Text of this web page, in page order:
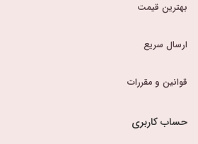
بهترین قیمت
ارسال سریع
قوانین و مقررات
حساب کاربری